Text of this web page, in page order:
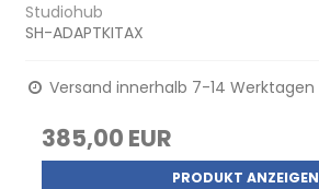
Studiohub
SH-ADAPTKITAX
Versand innerhalb 7-14 Werktagen
385,00 EUR
PRODUKT ANZEIGEN